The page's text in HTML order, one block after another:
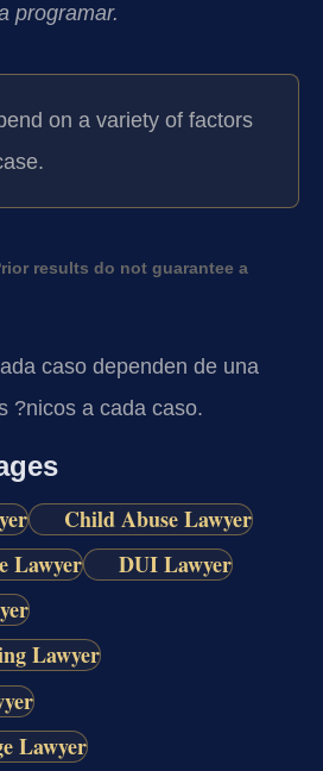
programar.
on a variety of factors
results do not guarantee a
caso dependen de una
?nicos a cada caso.
Child Abuse Lawyer
Lawyer
DUI Lawyer
Lawyer
Lawyer